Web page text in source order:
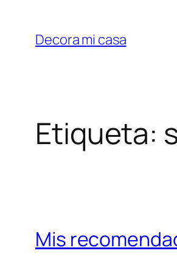
contenido
Decora mi casa
Etiqueta:
Mis